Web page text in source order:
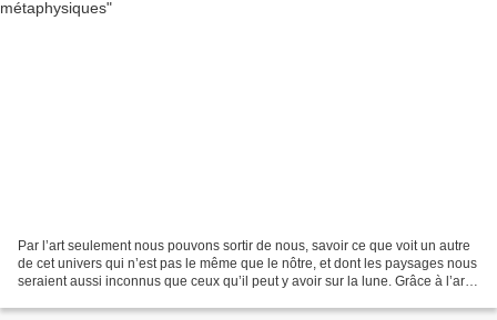
Par l’art seulement nous pouvons sortir de nous, savoir ce que voit un autre
de cet univers qui n’est pas le même que le nôtre, et dont les paysages nous
seraient aussi inconnus que ceux qu’il peut y avoir sur la lune. Grâce à l’art,